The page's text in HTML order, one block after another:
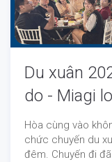
Du xuân
do - Miagi lo
Hòa cùng vào
chức chuyến du
đêm. Chuyến đi